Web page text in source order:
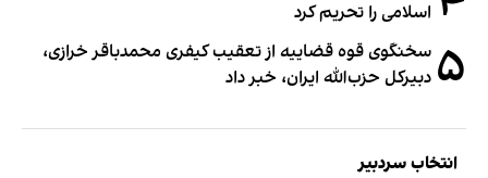
اسلامی را تحریم کرد
۵ سخنگوی قوه قضاییه از تعقیب کیفری محمدباقر خرازی،
دبیر‌کل حزب‌الله ایران، خبر داد
انتخاب سردبیر